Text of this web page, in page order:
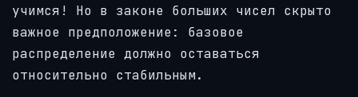
учимся! Но в законе больших чисел скрыто
важное предположение: базовое
распределение должно оставаться
относительно стабильным.